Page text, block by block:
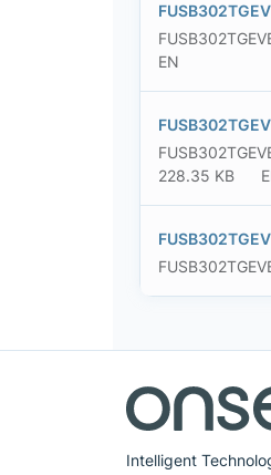
EN
228.35 KB
Intelligent